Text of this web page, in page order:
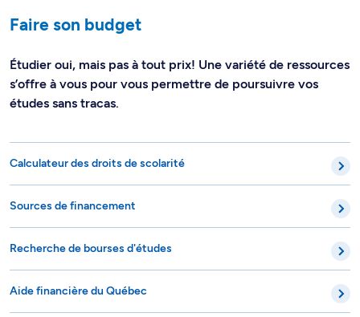
Faire son budget
Étudier oui, mais pas à tout prix! Une variété de ressources
s’offre à vous pour vous permettre de poursuivre vos
études sans tracas.
Calculateur des droits de scolarité
Sources de financement
Recherche de bourses d'études
Aide financière du Québec